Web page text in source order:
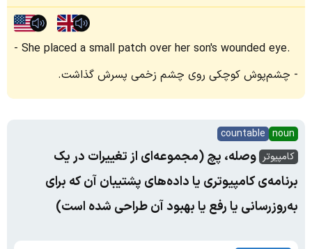
She placed a small patch over her son's wounded eye.
چشم‌پوش کوچکی روی چشم زخمی پسرش گذاشت.
noun
countable
کامپیوتر وصله، پچ (مجموعه‌ای از تغییرات در یک
برنامه‌ی کامپیوتری یا داده‌های پشتیبان آن که برای
به‌روزرسانی یا رفع یا بهبود آن طراحی شده‌ است)